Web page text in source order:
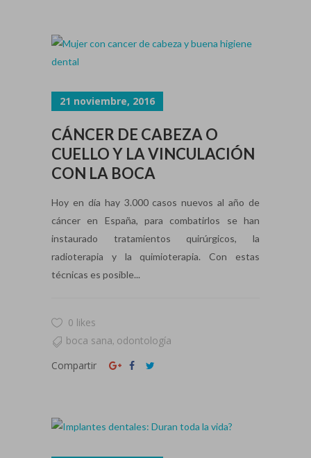
21 noviembre, 2016
CÁNCER DE CABEZA O
CUELLO Y LA VINCULACIÓN
CON LA BOCA
Hoy en día hay 3.000 casos nuevos al año de
cáncer en España, para combatirlos se han
instaurado tratamientos quirúrgicos, la
radioterapia y la quimioterapia. Con estas
técnicas es posible...
0 likes
boca sana, odontología
Compartir